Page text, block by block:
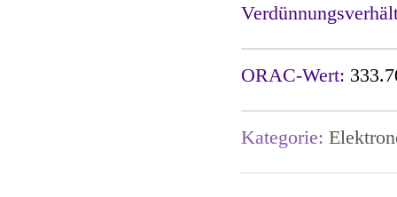
ORAC-Wert:
Kategorie: